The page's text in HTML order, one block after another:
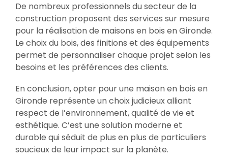
De nombreux professionnels du secteur de la
construction proposent des services sur mesure
pour la réalisation de maisons en bois en Gironde.
Le choix du bois, des finitions et des équipements
permet de personnaliser chaque projet selon les
besoins et les préférences des clients.
En conclusion, opter pour une maison en bois en
Gironde représente un choix judicieux alliant
respect de l’environnement, qualité de vie et
esthétique. C’est une solution moderne et
durable qui séduit de plus en plus de particuliers
soucieux de leur impact sur la planète.